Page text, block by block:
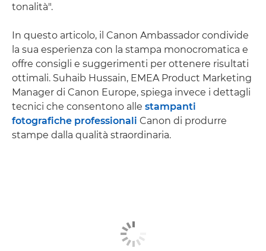
tonalità".
In questo articolo, il Canon Ambassador condivide
la sua esperienza con la stampa monocromatica e
offre consigli e suggerimenti per ottenere risultati
ottimali. Suhaib Hussain, EMEA Product Marketing
Manager di Canon Europe, spiega invece i dettagli
tecnici che consentono alle stampanti
fotografiche professionali Canon di produrre
stampe dalla qualità straordinaria.